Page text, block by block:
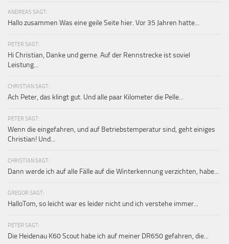
ANDREAS SAGT:
Hallo zusammen Was eine geile Seite hier. Vor 35 Jahren hatte...
PETER SAGT:
Hi Christian, Danke und gerne. Auf der Rennstrecke ist soviel
Leistung...
CHRISTIAN SAGT:
Ach Peter, das klingt gut. Und alle paar Kilometer die Pelle...
PETER SAGT:
Wenn die eingefahren, und auf Betriebstemperatur sind, geht einiges
Christian! Und...
CHRISTIAN SAGT:
Dann werde ich auf alle Fälle auf die Winterkennung verzichten, habe...
GREGOR SAGT:
HalloTom, so leicht war es leider nicht und ich verstehe immer...
PETER SAGT:
Die Heidenau K60 Scout habe ich auf meiner DR650 gefahren, die...